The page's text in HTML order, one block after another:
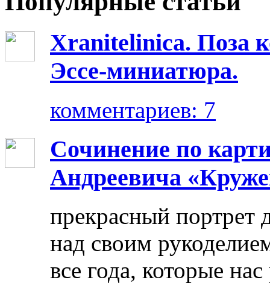
Xranitelinica. Поза
Эссе-миниатюра.
комментариев: 7
Сочинение по
Андреевича
прекрасный портрет
над своим
все года, которые